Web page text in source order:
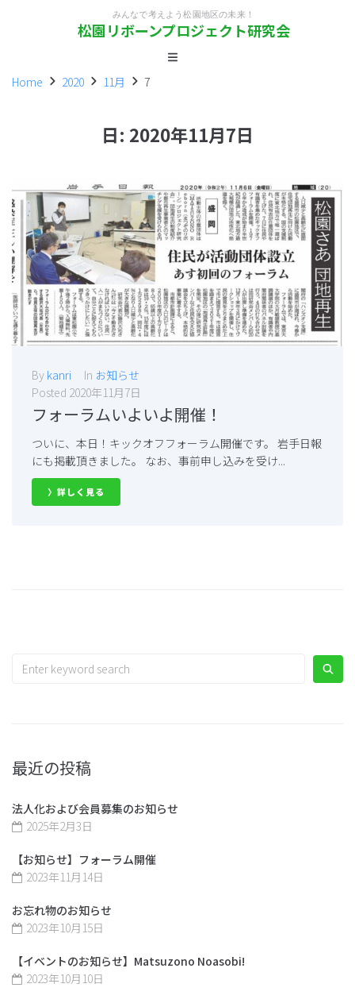
みんなで考えよう松園地区の未来！
松園リボーンプロジェクト研究会
Home 2020 11月 7
日: 2020年11月7日
By kanri In お知らせ
Posted 2020年11月7日
フォーラムいよいよ開催！
ついに、本日！キックオフフォーラム開催です。 岩手日報
にも掲載頂きました。 なお、事前申し込みを受け...
〉詳しく見る
最近の投稿
法人化および会員募集のお知らせ
2025年2月3日
【お知らせ】フォーラム開催
2023年11月14日
お忘れ物のお知らせ
2023年10月15日
【イベントのお知らせ】Matsuzono Noasobi!
2023年10月10日